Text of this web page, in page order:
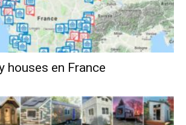
houses en France